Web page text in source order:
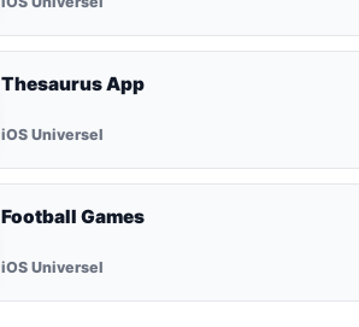
Thesaurus App
iOS Universel
Football Games
iOS Universel